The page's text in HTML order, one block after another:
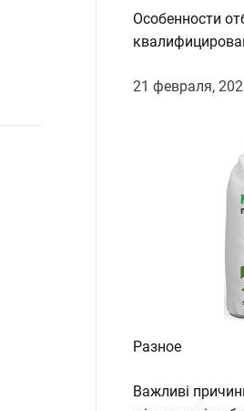
Особенности
21 февраля,
Разное
Важливі